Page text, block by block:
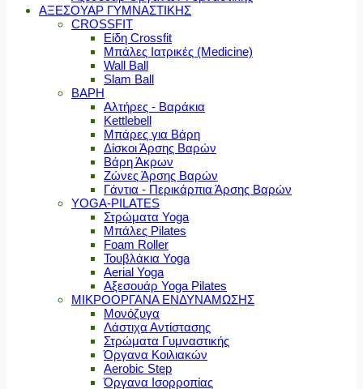
ΑΞΕΣΟΥΑΡ ΓΥΜΝΑΣΤΙΚΗΣ
CROSSFIT
Είδη Crossfit
Μπάλες Ιατρικές (Medicine)
Wall Ball
Slam Ball
ΒΑΡΗ
Αλτήρες - Βαράκια
Kettlebell
Μπάρες για Βάρη
Δίσκοι Άρσης Βαρών
Βάρη Άκρων
Ζώνες Άρσης Βαρών
Γάντια - Περικάρπια Άρσης Βαρών
YOGA-PILATES
Στρώματα Yoga
Μπάλες Pilates
Foam Roller
Τουβλάκια Yoga
Aerial Yoga
Αξεσουάρ Yoga Pilates
ΜΙΚΡΟΟΡΓΑΝΑ ΕΝΔΥΝΑΜΩΣΗΣ
Μονόζυγα
Λάστιχα Αντίστασης
Στρώματα Γυμναστικής
Όργανα Κοιλιακών
Aerobic Step
Όργανα Ισορροπίας